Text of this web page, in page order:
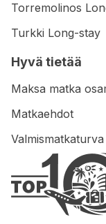
Torremolinos
Turkki Long-stay
Hyvä tietää
Maksa matka
Matkaehdot
Valmismatkaturva